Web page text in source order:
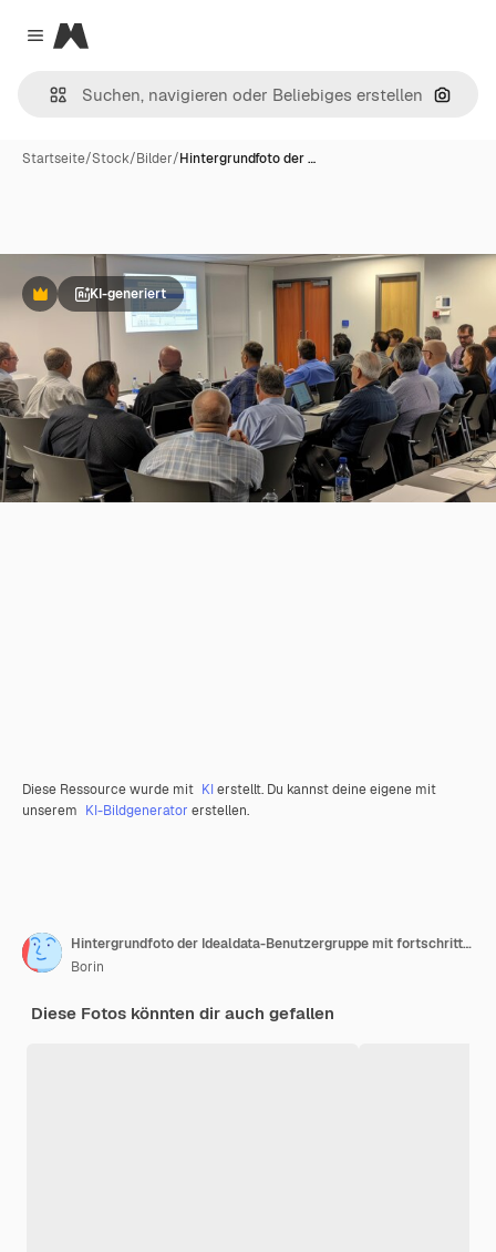
Close menu
Magnific
Nach
Startseite/Stock/Bilder/Hintergrundfoto der …
PremiumKI-generiert
Diese Ressource wurde mit KIerstellt. Du kannst deine eigene mit
unserem KI-Bildgenerator erstellen.
Hintergrundfoto der Idealdata-Benutzergruppe mit fortschrittlicher Technologie
Borin
Diese Fotos könnten dir auch gefallen